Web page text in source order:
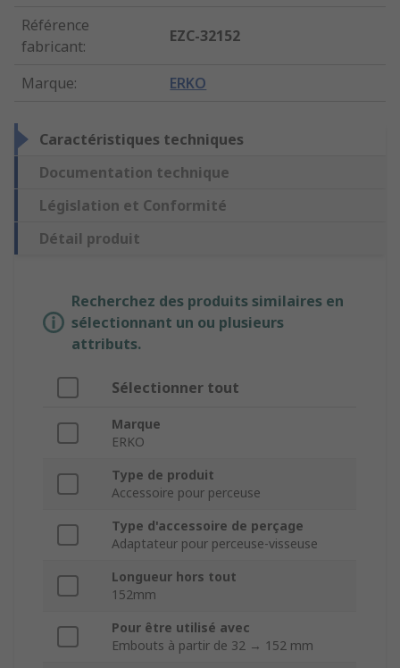
Référence
fabricant:
EZC-32152
Marque: ERKO
Caractéristiques techniques
Documentation technique
Législation et Conformité
Détail produit
Recherchez des produits similaires en
sélectionnant un ou plusieurs
attributs.
Sélectionner tout
Marque
ERKO
Type de produit
Accessoire pour perceuse
Type d'accessoire de perçage
Adaptateur pour perceuse-visseuse
Longueur hors tout
152mm
Pour être utilisé avec
Embouts à partir de 32 → 152 mm